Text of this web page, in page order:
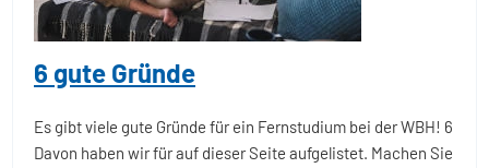
6 gute Gründe
Es gibt viele gute Gründe für ein Fernstudium bei der WBH! 6
Davon haben wir für auf dieser Seite aufgelistet. Machen Sie